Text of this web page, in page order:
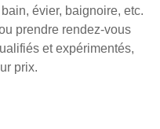
évier, baignoire, etc.
prendre rendez-vous
et expérimentés,
prix.